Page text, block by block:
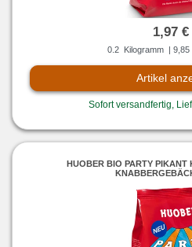
1,97
0.2 Kilogramm | 9,85
Artikel
Sofort versandfertig,
HUOBER BIO PARTY PIKANT